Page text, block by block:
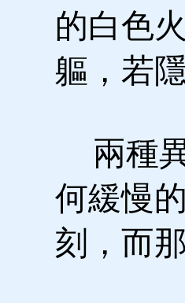
的白色
軀，若
兩種
何緩慢
刻，而